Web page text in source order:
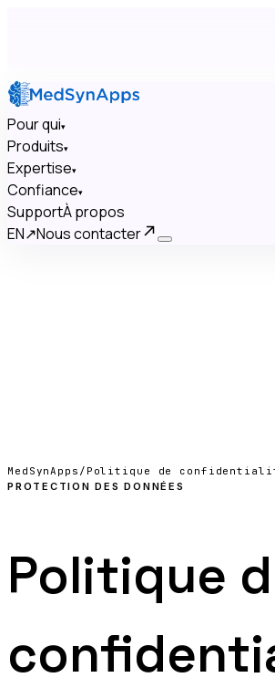
Pour qui▾
Produits▾
Expertise▾
Confiance▾
SupportÀ propos
EN↗Nous contacter
MedSynApps / Politique de
PROTECTION DES DONNÉES
Politique